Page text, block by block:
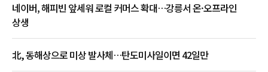
네이버, 해피빈 앞세워 로컬 커머스 확대…강릉서 온·오프라인
상생
北, 동해상으로 미상 발사체…탄도미사일이면 42일만